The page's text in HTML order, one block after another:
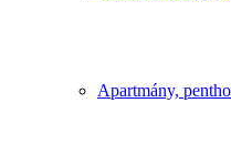
Apartmány,